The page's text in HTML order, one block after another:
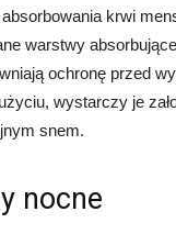
krwi
warstwy
ochronę przed
wystarczy je
snem.
nocne